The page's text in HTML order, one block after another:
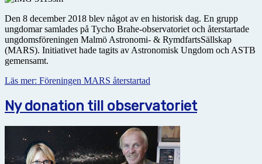
Den 8 december 2018 blev något av en historisk dag. En grupp
ungdomar samlades på Tycho Brahe-observatoriet och återstartade
ungdomsföreningen Malmö Astronomi- & RymdfartsSällskap
(MARS). Initiativet hade tagits av Astronomisk Ungdom och ASTB
gemensamt.
Läs mer: Föreningen MARS återstartad
Ny donation till observatoriet